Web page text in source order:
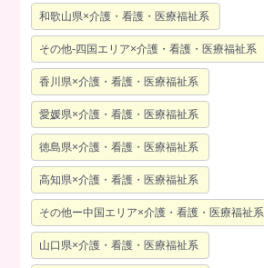
和歌山県×介護・看護・医療福祉系
その他-四国エリア×介護・看護・医療福祉系
香川県×介護・看護・医療福祉系
愛媛県×介護・看護・医療福祉系
徳島県×介護・看護・医療福祉系
高知県×介護・看護・医療福祉系
その他ー中国エリア×介護・看護・医療福祉系
山口県×介護・看護・医療福祉系